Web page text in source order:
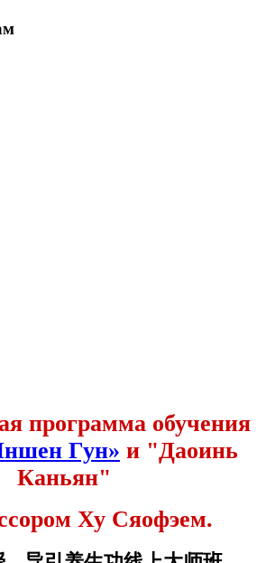
программа обучения
Гун» и "Даоинь
Каньян"
Ху Сяофэем.